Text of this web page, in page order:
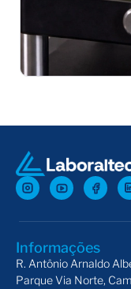
Informações
R. Antônio Arnaldo
Parque Via Norte,